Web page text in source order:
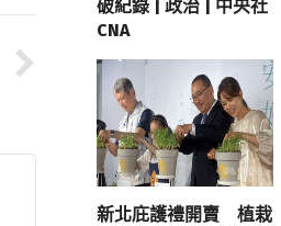
破紀錄 | 政治 | 中央社
CNA
新北庇護禮開賣 植栽